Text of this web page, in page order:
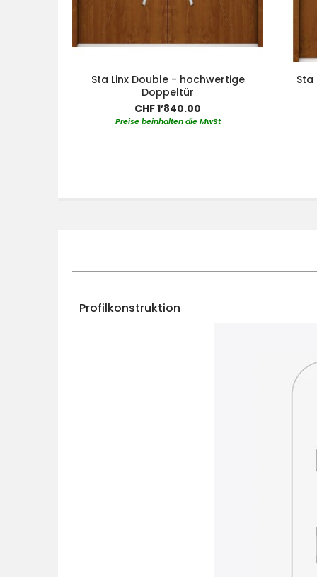
Sta Linx Double - hochwertige
Doppeltür
CHF 1’840.00
Preise beinhalten die MwSt
Sta